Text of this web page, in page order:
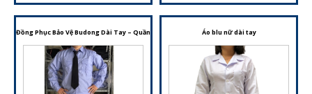
Đồng Phục Bảo Vệ Budong Dài Tay – Quần Áo Bảo Vệ Chuyên Nghiệp
Áo blu nữ dài tay